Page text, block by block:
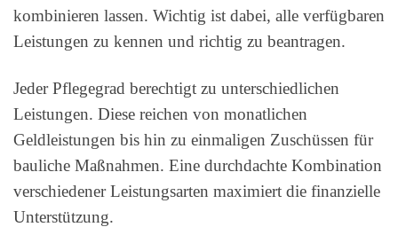
kombinieren lassen. Wichtig ist dabei, alle verfügbaren
Leistungen zu kennen und richtig zu beantragen.
Jeder Pflegegrad berechtigt zu unterschiedlichen
Leistungen. Diese reichen von monatlichen
Geldleistungen bis hin zu einmaligen Zuschüssen für
bauliche Maßnahmen. Eine durchdachte Kombination
verschiedener Leistungsarten maximiert die finanzielle
Unterstützung.